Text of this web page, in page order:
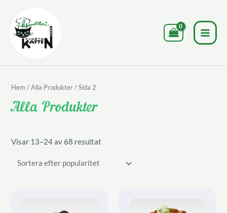
innehåll
Hem /Alla Produkter/ Sida 2
Alla Produkter
Visar 13–24 av 68 resultat